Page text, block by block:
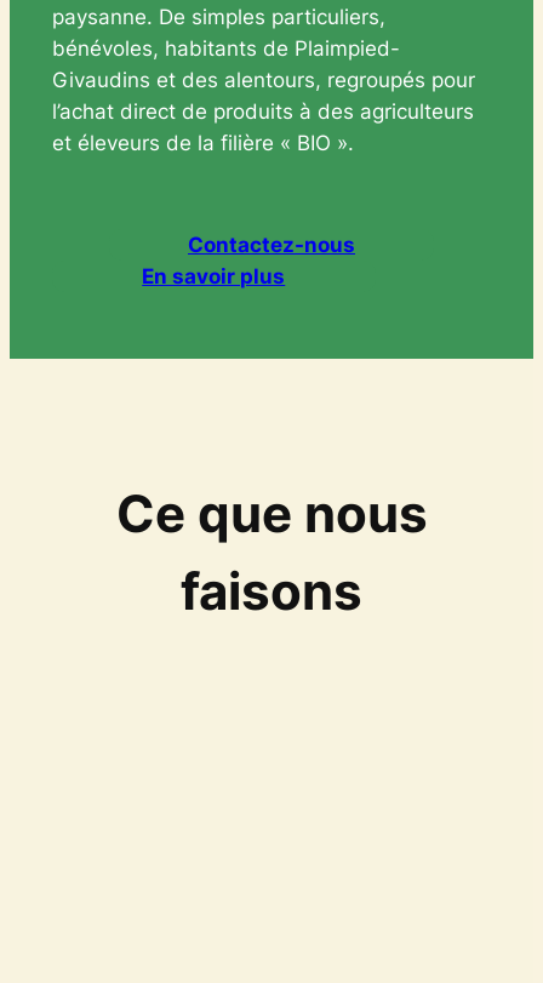
paysanne. De simples particuliers,
bénévoles, habitants de Plaimpied-
Givaudins et des alentours, regroupés pour
l’achat direct de produits à des agriculteurs
et éleveurs de la filière « BIO ».
Contactez-nous
En savoir plus
Ce que nous
faisons